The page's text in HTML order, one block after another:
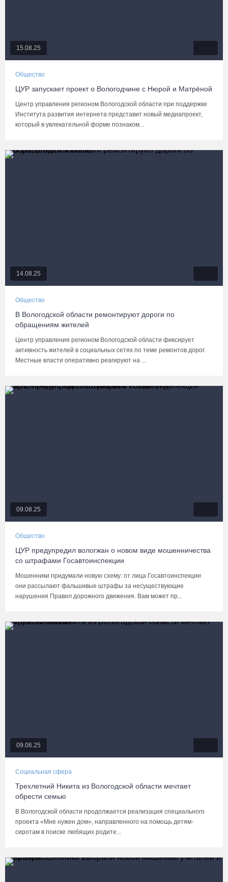
15.08.25
Общество
ЦУР запускает проект о Вологодчине с Нюрой и Матрёной
Центр управления регионом Вологодской области при поддержке
Института развития интернета представит новый медиапроект,
который в увлекательной форме познаком...
14.08.25
Общество
В Вологодской области ремонтируют дороги по
обращениям жителей
Центр управления регионом Вологодской области фиксирует
активность жителей в социальных сетях по теме ремонтов дорог.
Местные власти оперативно реагируют на ...
09.08.25
Общество
ЦУР предупредил вологжан о новом виде мошенничества
со штрафами Госавтоинспекции
Мошенники придумали новую схему: от лица Госавтоинспекции
они рассылают фальшивые штрафы за несуществующие
нарушения Правил дорожного движения. Вам может пр...
09.06.25
Социальная сфера
Трехлетний Никита из Вологодской области мечтает
обрести семью
В Вологодской области продолжается реализация специального
проекта «Мне нужен дом», направленного на помощь детям-
сиротам в поиске любящих родите...